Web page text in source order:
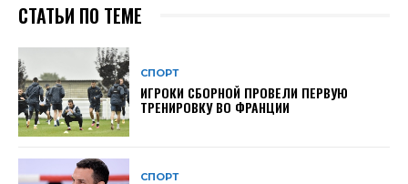
СТАТЬИ ПО ТЕМЕ
СПОРТ
ИГРОКИ СБОРНОЙ ПРОВЕЛИ ПЕРВУЮ
ТРЕНИРОВКУ ВО ФРАНЦИИ
СПОРТ